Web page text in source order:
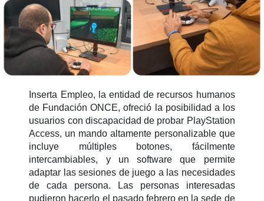
Inserta Empleo, la entidad de recursos humanos
de Fundación ONCE, ofreció la posibilidad a los
usuarios con discapacidad de probar PlayStation
Access, un mando altamente personalizable que
incluye múltiples botones, fácilmente
intercambiables, y un software que permite
adaptar las sesiones de juego a las necesidades
de cada persona. Las personas interesadas
pudieron hacerlo el pasado febrero en la sede de